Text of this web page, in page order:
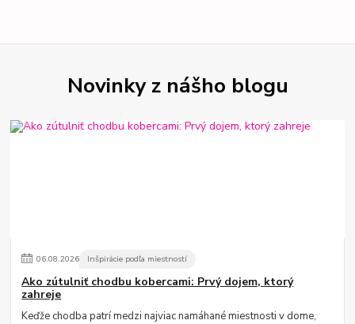
Novinky z nášho blogu
06.08.2026 Inšpirácie podľa miestností
Ako zútulniť chodbu kobercami: Prvý dojem, ktorý
zahreje
Keďže chodba patrí medzi najviac namáhané miestnosti v dome,